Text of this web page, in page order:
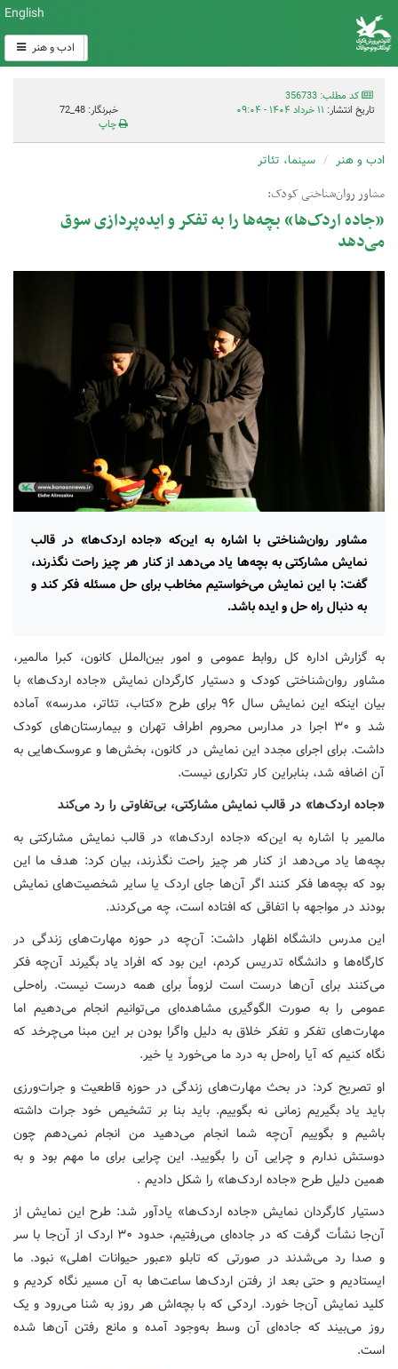
English
ادب و هنر
کد مطلب: 356733
تاریخ انتشار: ۱۱ خرداد ۱۴۰۴ - ۰۹:۰۴
خبرنگار: 48_72
چاپ
ادب و هنر سینما، تئاتر
مشاور روان‌شناختی کودک:
«جاده اردک‌ها» بچه‌ها را به تفکر و ایده‌پردازی سوق
می‌دهد
مشاور روان‌شناختی با اشاره به این‌که «جاده اردک‌ها» در قالب
نمایش مشارکتی به بچه‌ها یاد می‌دهد از کنار هر چیز راحت نگذرند،
گفت: با این نمایش می‌خواستیم مخاطب برای حل مسئله فکر کند و
به دنبال راه حل و ایده باشد.
به گزارش اداره کل روابط عمومی و امور بین‌الملل کانون، کبرا مالمیر،
مشاور روان‌شناختی کودک و دستیار کارگردان نمایش «جاده اردک‌ها» با
بیان اینکه این نمایش سال ۹۶ برای طرح «کتاب، تئاتر، مدرسه» آماده
شد و ۳۰ اجرا در مدارس محروم اطراف تهران و بیمارستان‌های کودک
داشت. برای اجرای مجدد این نمایش در کانون، بخش‌ها و عروسک‌هایی به
آن اضافه شد، بنابراین کار تکراری نیست.
«جاده اردک‌ها» در قالب نمایش مشارکتی، بی‌تفاوتی را رد می‌کند
مالمیر با اشاره به این‌که «جاده اردک‌ها» در قالب نمایش مشارکتی به
بچه‌ها یاد می‌دهد از کنار هر چیز راحت نگذرند، بیان کرد: هدف ما این
بود که بچه‌ها فکر کنند اگر آن‌ها جای اردک یا سایر شخصیت‌های نمایش
بودند در مواجهه با اتفاقی که افتاده است، چه می‌کردند.
این مدرس دانشگاه اظهار داشت: آن‌چه در حوزه مهارت‌های زندگی در
کارگاه‌ها و دانشگاه تدریس کردم، این بود که افراد یاد بگیرند آن‌چه فکر
می‌کنند برای آن‌ها درست است لزوماً برای همه درست نیست. راه‌حلی
عمومی را به صورت الگوگیری مشاهده‌ای می‌توانیم انجام می‌دهیم اما
مهارت‌های تفکر و تفکر خلاق به دلیل واگرا بودن بر این مبنا می‌چرخد که
نگاه کنیم که آیا راه‌حل به درد ما می‌خورد یا خیر.
او تصریح کرد: در بحث مهارت‌های زندگی در حوزه قاطعیت و جرات‌ورزی
باید یاد بگیریم زمانی نه بگوییم. باید بنا بر تشخیص خود جرات داشته
باشیم و بگوییم آن‌چه شما انجام می‌دهید من انجام نمی‌دهم چون
دوستش ندارم و چرایی آن را بگویید. این چرایی برای ما مهم بود و به
همین دلیل طرح «جاده اردک‌ها» را شکل دادیم .
دستیار کارگردان نمایش «جاده اردک‌ها» یادآور شد: طرح این نمایش از
آن‌جا نشأت گرفت که در جاده‌ای می‌رفتیم، حدود ۳۰ اردک از آن‌جا با سر
و صدا رد می‌شدند در صورتی که تابلو «عبور حیوانات اهلی» نبود. ما
ایستادیم و حتی بعد از رفتن اردک‌ها ساعت‌ها به آن مسیر نگاه کردیم و
کلید نمایش آن‌جا خورد. اردکی که با بچه‌اش هر روز به شنا می‌رود و یک
روز می‌بیند که جاده‌ای آن وسط به‌وجود آمده و مانع رفتن آن‌ها شده
است.